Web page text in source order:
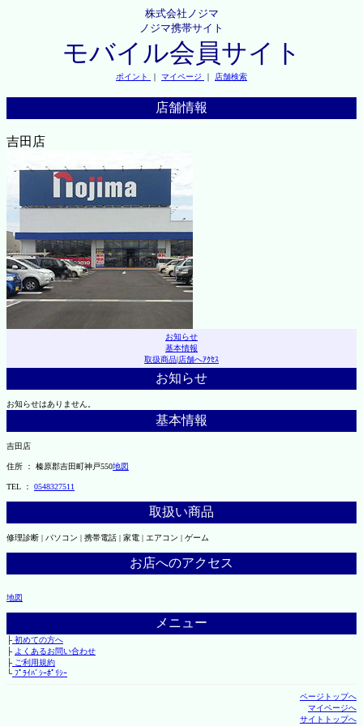
株式会社ノジマ
ノジマ携帯サイト
モバイル会員サイト
ポイント ｜ マイページ ｜ 店舗検索
店舗情報
吉田店
お知らせ
基本情報
取扱商品|店舗へｱｸｾｽ
お知らせ
お知らせはありません。
基本情報
吉田店
住所 ： 榛原郡吉田町神戸550地図
TEL ： 0548327511
取扱い商品
修理診断 | パソコン | 携帯電話 | 家電 | エアコン | ゲーム
お店へのアクセス
地図
メニュー
├初めての方へ
├ よくあるお問い合わせ
├ご利用規約
└ﾌﾟﾗｲﾊﾞｼｰﾎﾟﾘｼｰ
ページトップへ
マイページへ
サイトトップへ